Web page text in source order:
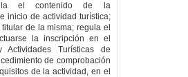
el contenido de la
inicio de actividad turística;
de la misma; regula el
la inscripción en el
Actividades Turísticas de
de comprobación
de la actividad, en el